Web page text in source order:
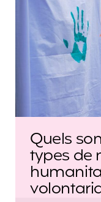
Quels
types de